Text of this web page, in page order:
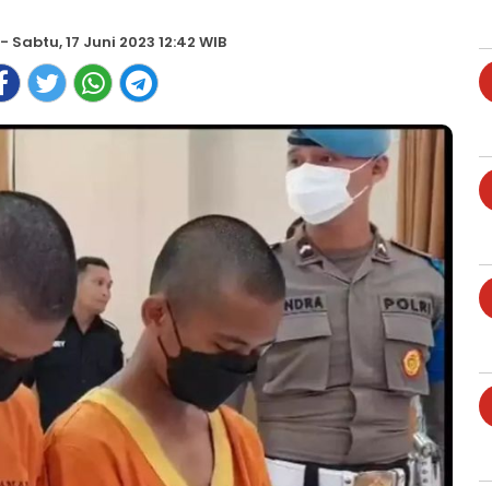
- Sabtu, 17 Juni 2023 12:42 WIB